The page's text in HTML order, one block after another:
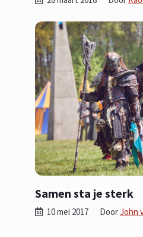
Samen sta je sterk
10 mei 2017 DoorJohn